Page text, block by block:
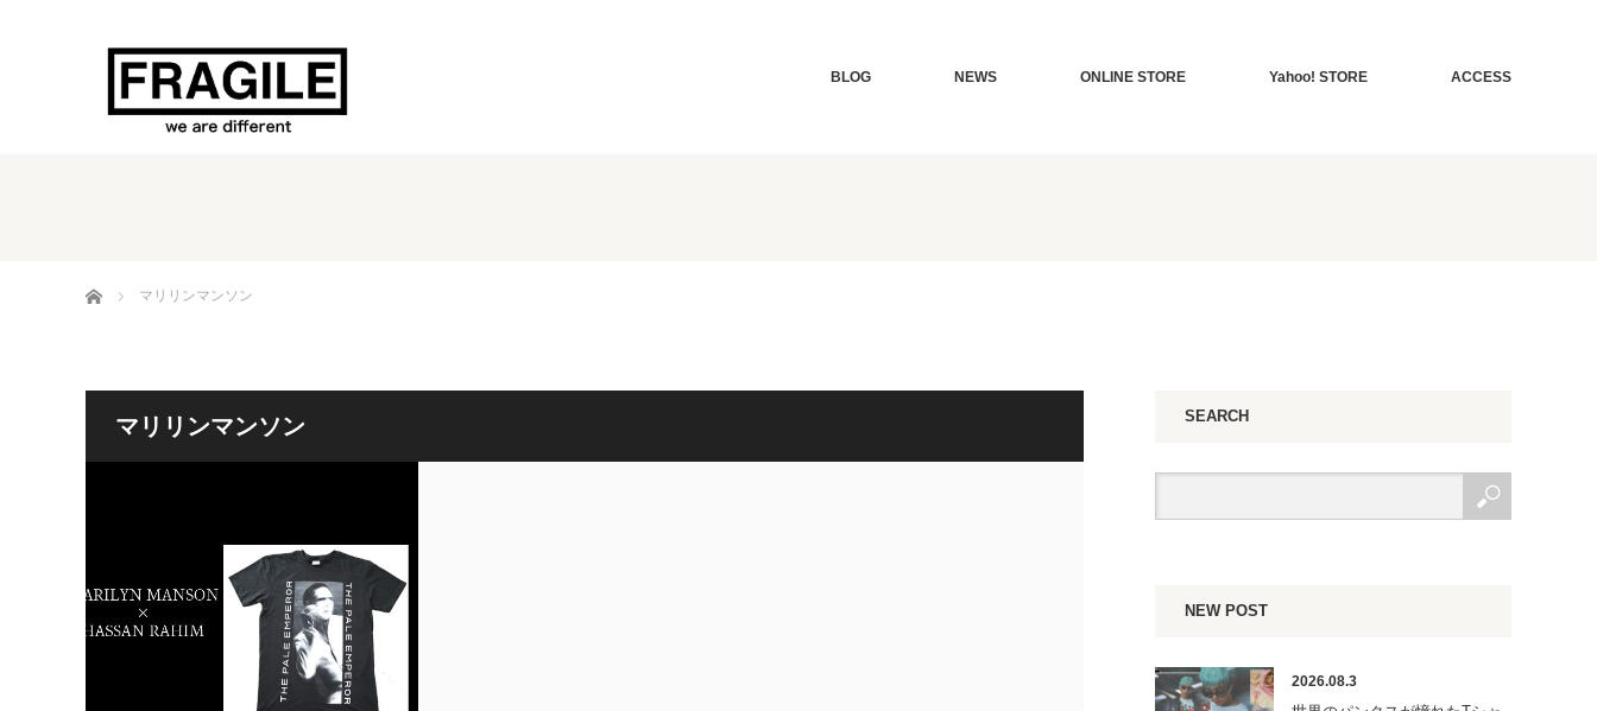
BLOG NEWS ONLINE STORE Yahoo! STORE ACCESS
ホーム マリリンマンソン
マリリンマンソン SEARCH
NEW POST
2026.08.3